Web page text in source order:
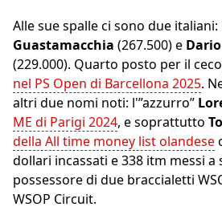
Alle sue spalle ci sono due italiani:
Guastamacchia (267.500) e
(229.000). Quarto posto per il ceco
nel PS Open di Barcellona 2025.
altri due nomi noti: l'”azzurro”
ME di Parigi 2024, e soprattutto
della All time money list olandese
dollari incassati e 338 itm messi a
possessore di due braccialetti
WSOP Circuit.